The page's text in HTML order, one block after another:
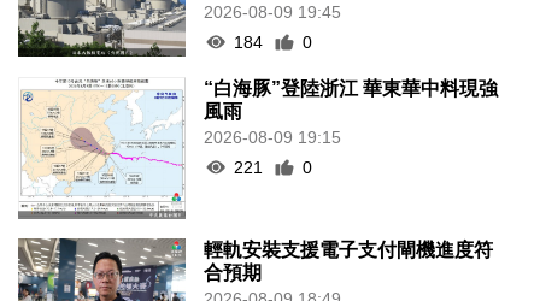
2026-08-09 19:45
184
0
“白海豚”登陸浙江 華東華中料現強
風雨
2026-08-09 19:15
221
0
輕軌安裝支援電子支付閘機進度符
合預期